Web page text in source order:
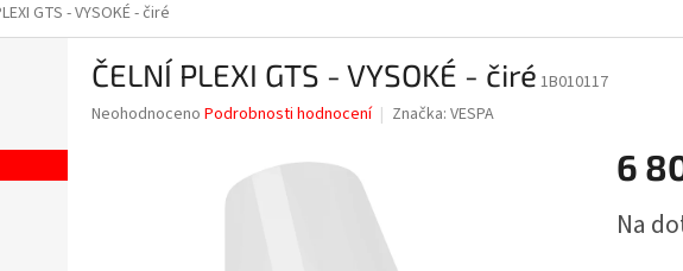
GTS - VYSOKÉ - čiré
ČELNÍ PLEXI GTS - VYSOKÉ - čiré 1B010117
Průměrné
Neohodnoceno Podrobnosti hodnocení Značka: VESPA
6
cena:
Na